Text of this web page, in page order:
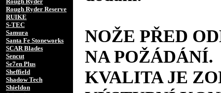
Rough Ryder Reserve
RUIKE
S-TEC
Samura
Santa Fe Stoneworks
SCAR Blades
Sencut
Se7en Plus
Sheffield
Shadow Tech
Shieldon
NOŽE PŘED
NA POŽÁDÁNÍ.
KVALITA JE